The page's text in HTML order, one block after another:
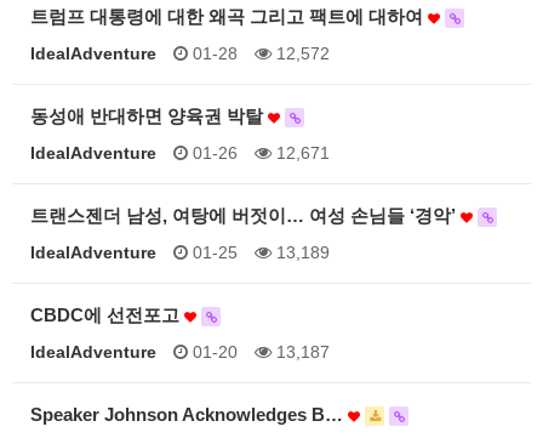
트럼프 대통령에 대한 왜곡 그리고 팩트에 대하여
IdealAdventure 01-28 12,572
동성애 반대하면 양육권 박탈
IdealAdventure 01-26 12,671
트랜스젠더 남성, 여탕에 버젓이… 여성 손님들 ‘경악’
IdealAdventure 01-25 13,189
CBDC에 선전포고
IdealAdventure 01-20 13,187
Speaker Johnson Acknowledges B…